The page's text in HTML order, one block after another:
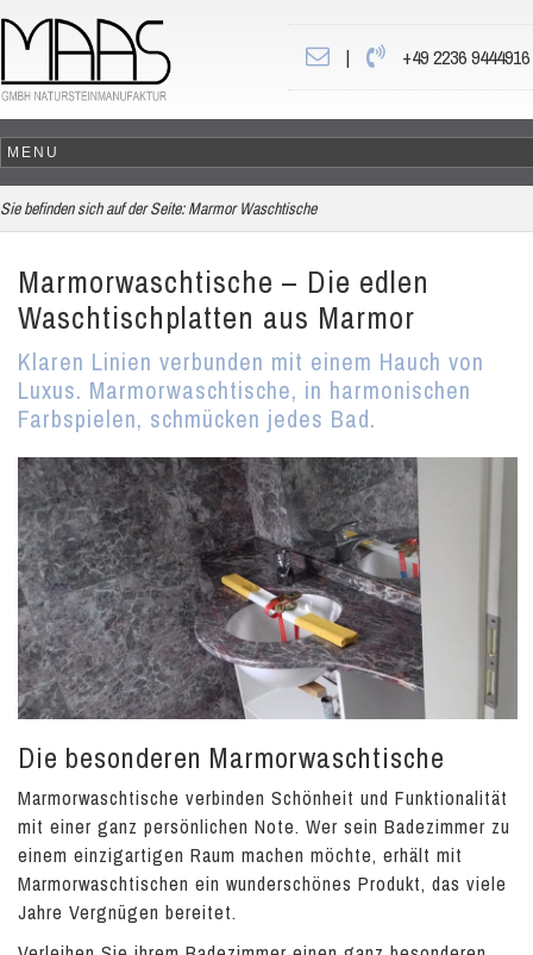
| +49 2236 9444916
Sie befinden sich auf der Seite: Marmor Waschtische
Marmorwaschtische – Die edlen
Waschtischplatten aus Marmor
Klaren Linien verbunden mit einem Hauch von
Luxus. Marmorwaschtische, in harmonischen
Farbspielen, schmücken jedes Bad.
Die besonderen Marmorwaschtische
Marmorwaschtische verbinden Schönheit und Funktionalität
mit einer ganz persönlichen Note. Wer sein Badezimmer zu
einem einzigartigen Raum machen möchte, erhält mit
Marmorwaschtischen ein wunderschönes Produkt, das viele
Jahre Vergnügen bereitet.